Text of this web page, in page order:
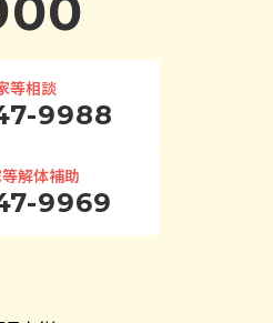
等相談
9988
解体補助
9969